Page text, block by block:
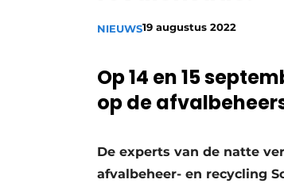
NIEUWS19 augustus 2022
Op 14 en 15
op de
De experts van de natte
afvalbeheer- en recycling